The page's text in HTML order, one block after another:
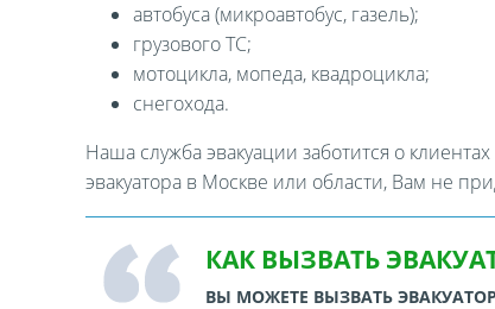
автобуса (микроавтобус, газель);
грузового ТС;
мотоцикла, мопеда, квадроцикла;
снегохода.
Наша служба эвакуации заботится о
эвакуатора в Москве или области, Вам не
КАК ВЫЗВАТЬ
ВЫ МОЖЕТЕ ВЫЗВАТЬ